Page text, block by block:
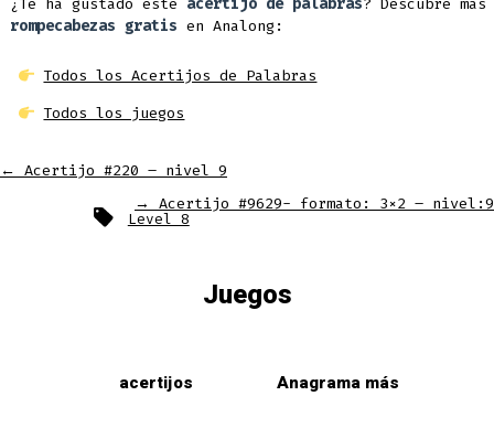
¿Te ha gustado este acertijo de palabras? Descubre más
rompecabezas gratis en Analong:
Todos los Acertijos de Palabras
Todos los juegos
← Acertijo #220 – nivel 9
→
Acertijo #9629- formato: 3×2 – nivel:9
Etiquetas
Level 8
Juegos
acertijos Anagrama más